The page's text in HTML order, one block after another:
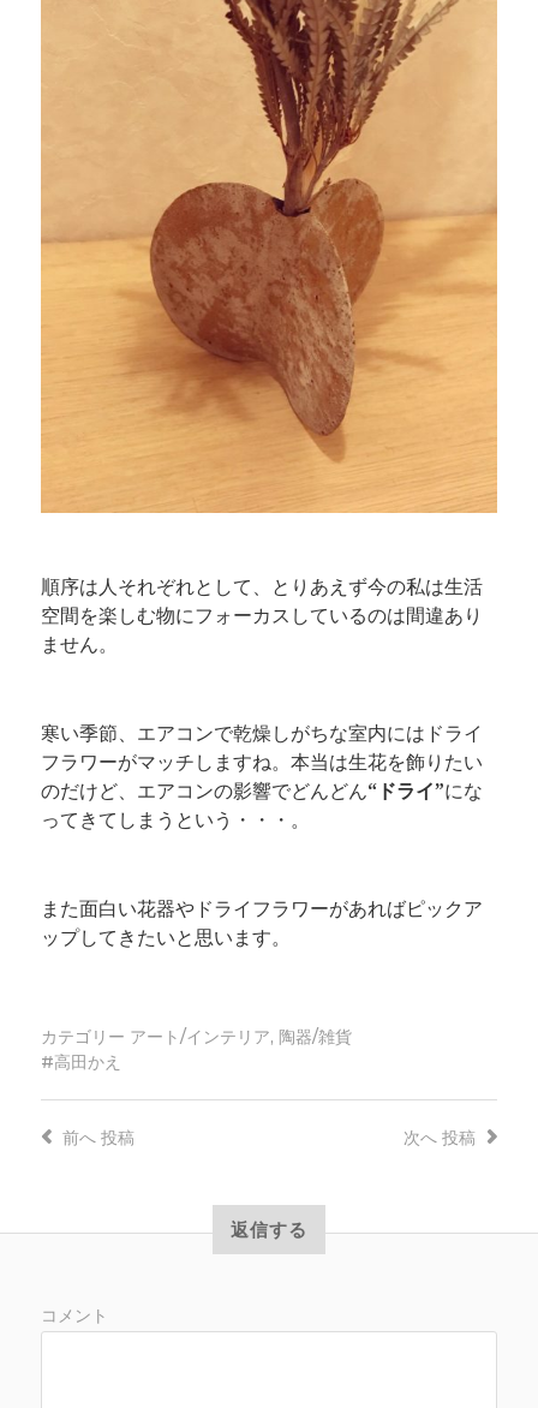
順序は人それぞれとして、とりあえず今の私は生活
空間を楽しむ物にフォーカスしているのは間違あり
ません。
寒い季節、エアコンで乾燥しがちな室内にはドライ
フラワーがマッチしますね。本当は生花を飾りたい
のだけど、エアコンの影響でどんどん“ドライ”にな
ってきてしまうという・・・。
また面白い花器やドライフラワーがあればピックア
ップしてきたいと思います。
カテゴリー アート/インテリア, 陶器/雑貨
高田かえ
次へ 投稿
前へ投稿
返信する
コメント